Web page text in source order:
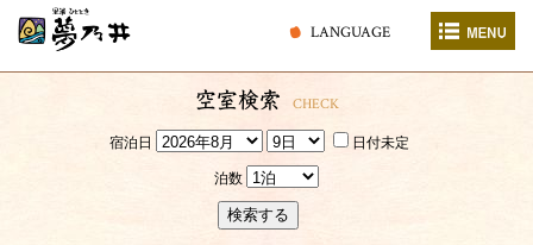
LANGUAGE
空室検索 CHECK
宿泊日 日付未定
泊数
検索する